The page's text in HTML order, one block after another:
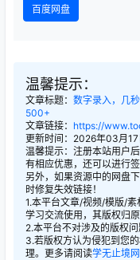
百度网盘
温馨提示：
文章标题： 数字录入，几
500+
文章链接： https://
更新时间：2026年03月17
温馨提示：注册本站用户
有相应优惠，还可以进行签
另外，如果资源中的网盘
时修复失效链接！
1.本平台文章/视频/模版/
学习交流使用，其版权归
2.本平台不对涉及的版权
3.若版权方认为侵犯到您
理。更多请阅读学无止境